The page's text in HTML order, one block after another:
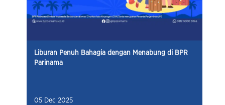
Liburan Penuh Bahagia dengan Menabung di BPR
Parinama
05 Dec 2025